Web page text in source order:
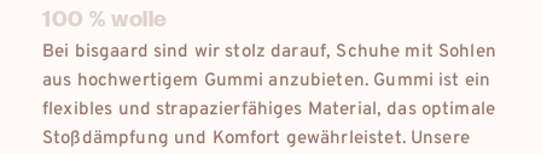
100 % wolle
Bei bisgaard sind wir stolz darauf, Schuhe mit Sohlen
aus hochwertigem Gummi anzubieten. Gummi ist ein
flexibles und strapazierfähiges Material, das optimale
Stoßdämpfung und Komfort gewährleistet. Unsere